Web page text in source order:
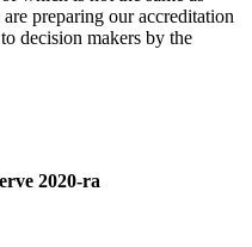
preparing our accreditation
decision makers by the
2020-ra